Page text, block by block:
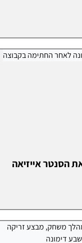
הסנטר אייזיאה